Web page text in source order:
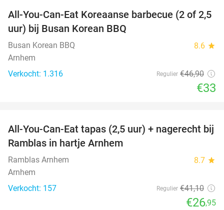
30%
All-You-Can-Eat Koreaanse barbecue (2 of 2,5
uur) bij Busan Korean BBQ
Busan Korean BBQ 8.6 star
Arnhem
Verkocht: 1.316
Regulier €46,90
€33
34%
All-You-Can-Eat tapas (2,5 uur) + nagerecht bij
Ramblas in hartje Arnhem
Ramblas Arnhem 8.7 star
Arnhem
Verkocht: 157
Regulier €41,10
€26,95